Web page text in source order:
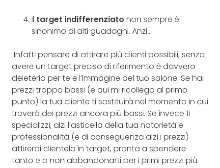
Il target indifferenziato non sempre è
sinonimo di alti guadagni. Anzi…
Infatti pensare di attirare più clienti possibili, senza
avere un target preciso di riferimento è davvero
deleterio per te e l’immagine del tuo salone. Se hai
prezzi troppo bassi (e qui mi ricollego al primo
punto) la tua cliente ti sostituirà nel momento in cui
troverà dei prezzi ancora più bassi. Se invece ti
specializzi, alzi l’asticella della tua notorietà e
professionalità (e di conseguenza alzi i prezzi)
attirerai clientela in target, pronta a spendere
tanto e a non abbandonarti per i primi prezzi più